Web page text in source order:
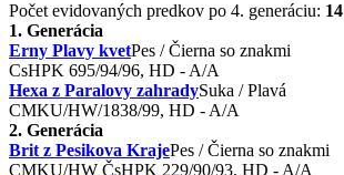
Počet evidovaných predkov po 4. generáciu: 14
1. Generácia
Erny Plavy kvetPes / Čierna so znakmi
CsHPK 695/94/96, HD - A/A
Hexa z Paralovy zahradySuka / Plavá
CMKU/HW/1838/99, HD - A/A
2. Generácia
Brit z Pesikova KrajePes / Čierna so znakmi
CMKU/HW ČsHPK 229/90/93, HD - A/A